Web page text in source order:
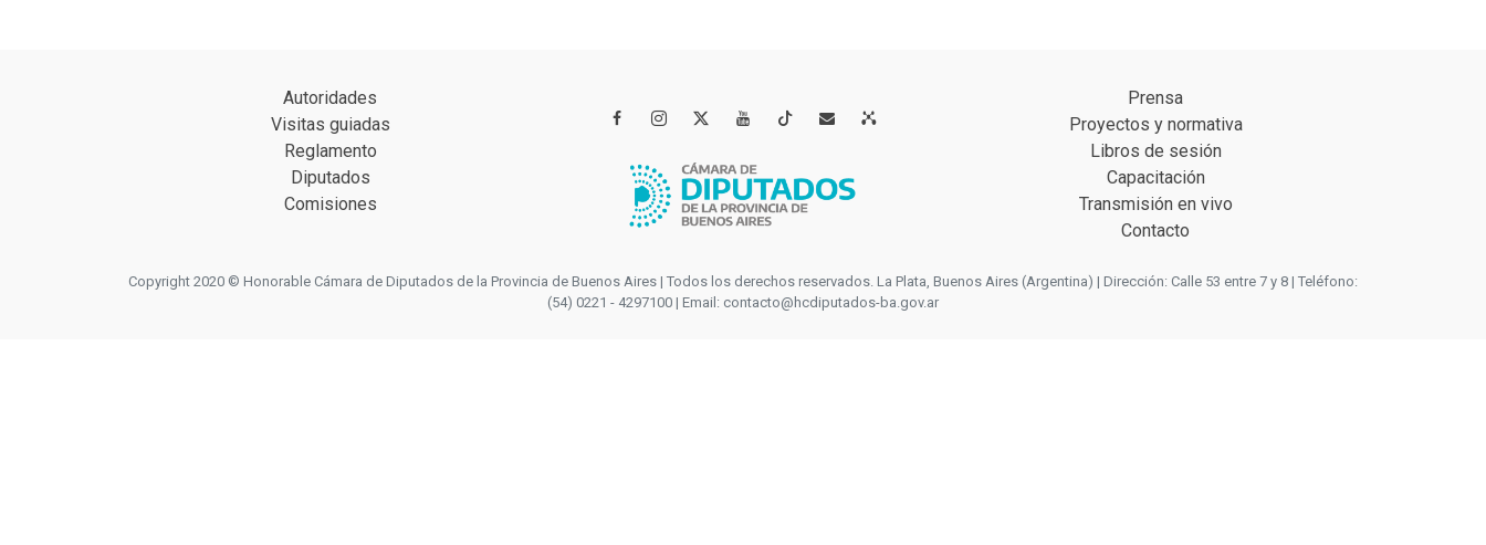
Autoridades
Visitas guiadas
Reglamento
Diputados
Comisiones
   
Prensa
Proyectos y normativa
Libros de sesión
Capacitación
Transmisión en vivo
Contacto
Copyright 2020 © Honorable Cámara de Diputados de la Provincia de Buenos Aires | Todos los derechos reservados. La Plata, Buenos Aires (Argentina) | Dirección: Calle 53 entre 7 y 8 | Teléfono:
(54) 0221 - 4297100 | Email: contacto@hcdiputados-ba.gov.ar